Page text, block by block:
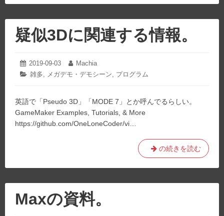
き
出
し
の
疑似3Dに関連する情報。
投
稿
2019-09-03 2021-
02-
03
投
稿
Machia
カ
リ
ー:
雑多, メガデモ・デモシーン, プログラム
英語で「Pseudo 3D」「MODE 7」とか呼んでるらしい。
GameMaker Examples, Tutorials, & More
https://github.com/OneLoneCoder/vi…
疑
似
3D
に
の続きを読む
Maxの資料。